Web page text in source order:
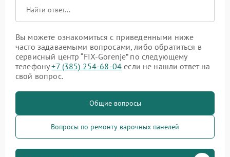
Вы можете ознакомиться с приведенными ниже
часто задаваемыми вопросами, либо обратиться в
сервисный центр “FIX-Gorenje” по следующему
телефону+7 (385) 254-68-04 если не нашли ответ на
свой вопрос.
Общие вопросы
Вопросы по ремонту варочных панелей